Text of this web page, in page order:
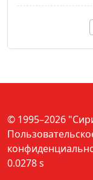
© 1995–2026
0.0278 s